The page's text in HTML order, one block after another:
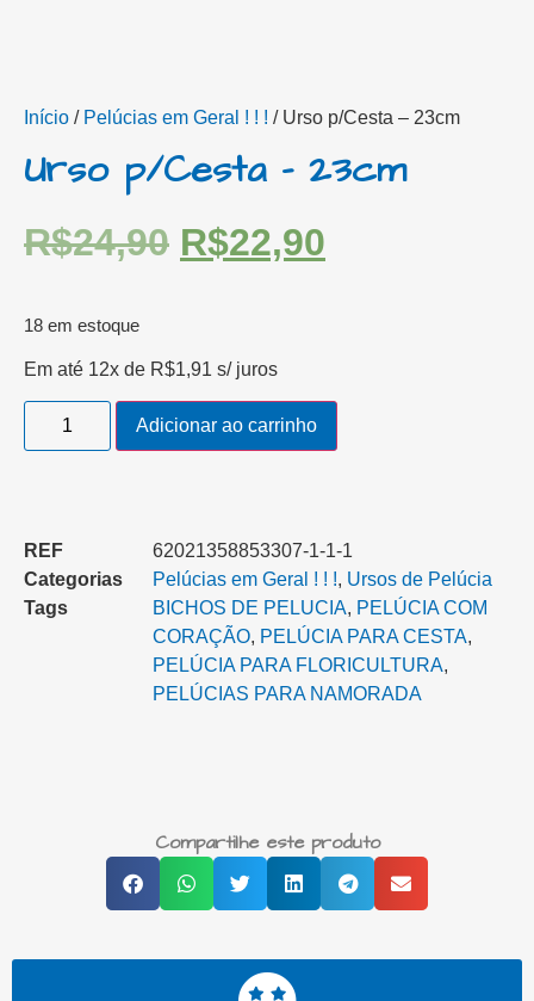
Início / Pelúcias em Geral ! ! ! / Urso p/Cesta – 23cm
Urso p/Cesta – 23cm
R$24,90 R$22,90
18 em estoque
Em até 12x de R$1,91 s/ juros
Adicionar ao carrinho
REF
62021358853307-1-1-1
Categorias
Pelúcias em Geral ! ! !, Ursos de Pelúcia
Tags
BICHOS DE PELUCIA, PELÚCIA COM
CORAÇÃO, PELÚCIA PARA CESTA‎,
PELÚCIA PARA FLORICULTURA,
PELÚCIAS PARA NAMORADA
Compartilhe este produto